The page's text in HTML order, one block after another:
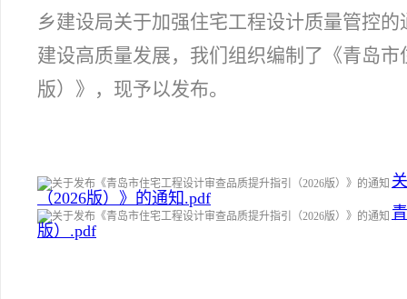
乡建设局关于加强住宅工程设计质量管控
建设高质量发展，我们组织编制了《青岛
版）》，现予以发布。
（2026版）》的通知.pdf
版）.pdf